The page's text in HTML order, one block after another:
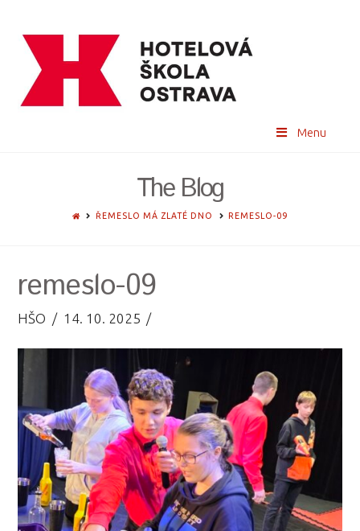
Menu
The Blog
HOMEŘEMESLO MÁ ZLATÉ DNO REMESLO-09
remeslo-09
HŠO 14. 10. 2025